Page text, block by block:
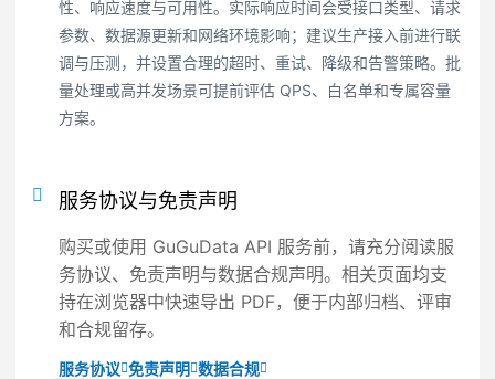
性、响应速度与可用性。实际响应时间会受接口类型、请求
参数、数据源更新和网络环境影响；建议生产接入前进行联
调与压测，并设置合理的超时、重试、降级和告警策略。批
量处理或高并发场景可提前评估 QPS、白名单和专属容量
方案。
服务协议与免责声明
购买或使用 GuGuData API 服务前，请充分阅读服
务协议、免责声明与数据合规声明。相关页面均支
持在浏览器中快速导出 PDF，便于内部归档、评审
和合规留存。
服务协议 免责声明 数据合规